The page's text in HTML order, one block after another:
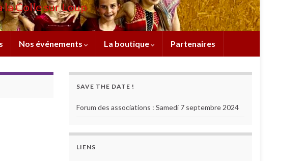
la Colle sur Loup
Nos événements La boutique Partenaires
SAVE THE DATE !
Forum des associations : Samedi 7 septembre 2024
LIENS